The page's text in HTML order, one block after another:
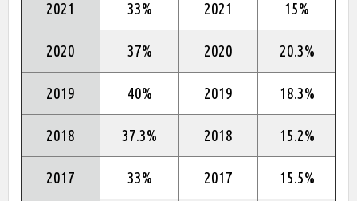
2021 33% 2021 15%
2020 37% 2020 20.3%
2019 40% 2019 18.3%
2018 37.3% 2018 15.2%
2017 33% 2017 15.5%